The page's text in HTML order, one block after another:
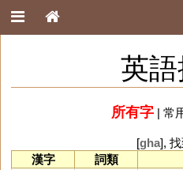
英
所有字| 常
[gha],
漢字
詞類